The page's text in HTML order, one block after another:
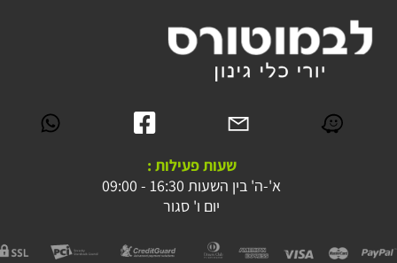
שעות פעילות :
א'-ה' בין השעות 16:30 - 09:00
יום ו' סגור